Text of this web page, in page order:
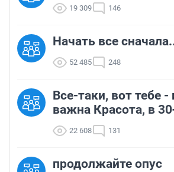
19 309 146
Начать все
52 485 248
Все-таки, вот тебе -
важна Красота, в
22 608 131
продолжайте опус